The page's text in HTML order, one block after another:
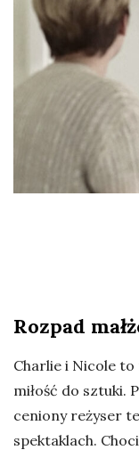
r
Rozpad
Charlie i Nicole to
miłość do sztuki.
ceniony reżyser
spektaklach.